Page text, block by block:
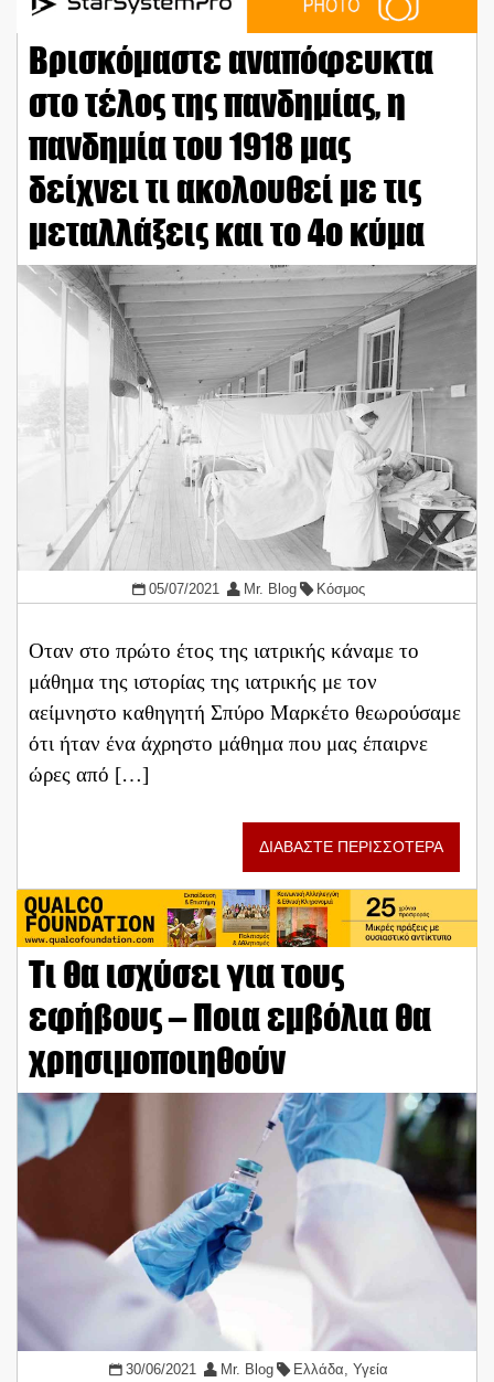
Βρισκόμαστε αναπόφευκτα
στο τέλος της πανδημίας, η
πανδημία του 1918 μας
δείχνει τι ακολουθεί με τις
μεταλλάξεις και το 4ο κύμα
05/07/2021 Mr. Blog Κόσμος
Οταν στο πρώτο έτος της ιατρικής κάναμε το
μάθημα της ιστορίας της ιατρικής με τον
αείμνηστο καθηγητή Σπύρο Μαρκέτο θεωρούσαμε
ότι ήταν ένα άχρηστο μάθημα που μας έπαιρνε
ώρες από […]
ΔΙΑΒΑΣΤΕ ΠΕΡΙΣΣΟΤΕΡΑ
Τι θα ισχύσει για τους
εφήβους – Ποια εμβόλια θα
χρησιμοποιηθούν
30/06/2021 Mr. Blog Ελλάδα, Υγεία